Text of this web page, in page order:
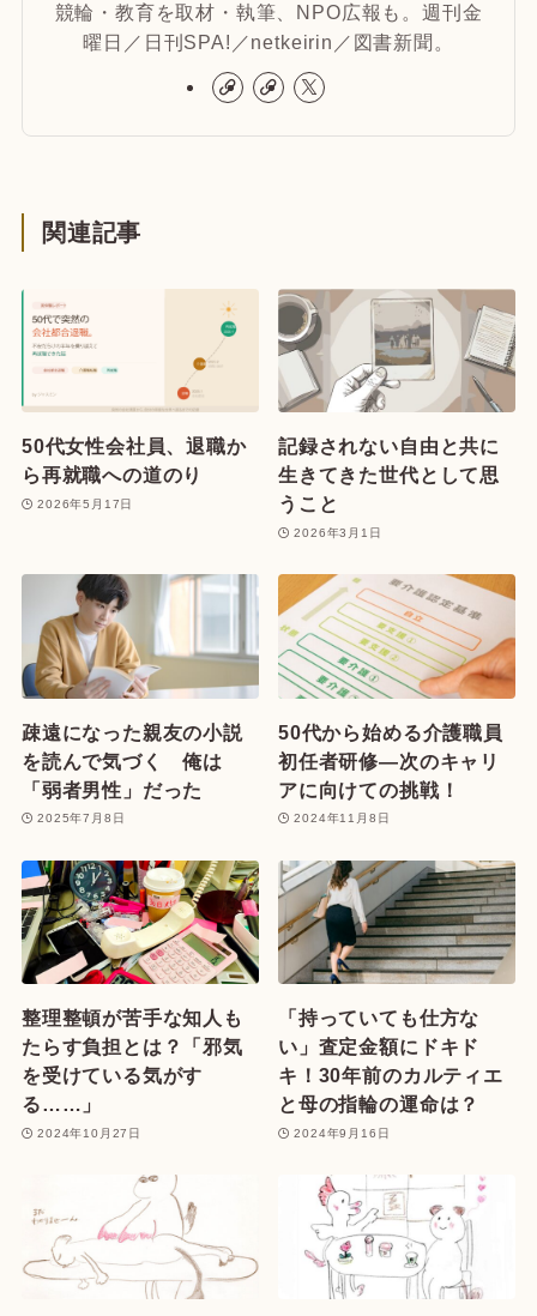
競輪・教育を取材・執筆、NPO広報も。週刊金
曜日／日刊SPA!／netkeirin／図書新聞。
関連記事
50代女性会社員、退職か
ら再就職への道のり
2026年5月17日
記録されない自由と共に
生きてきた世代として思
うこと
2026年3月1日
疎遠になった親友の小説
を読んで気づく 俺は
「弱者男性」だった
2025年7月8日
50代から始める介護職員
初任者研修—次のキャリ
アに向けての挑戦！
2024年11月8日
整理整頓が苦手な知人も
たらす負担とは？「邪気
を受けている気がす
る……」
2024年10月27日
「持っていても仕方な
い」査定金額にドキド
キ！30年前のカルティエ
と母の指輪の運命は？
2024年9月16日